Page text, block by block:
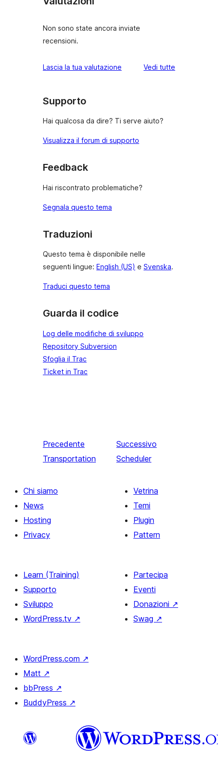
Non sono state ancora inviate
recensioni.
Lascia la tua valutazione Vedi tutte
Supporto
Hai qualcosa da dire? Ti serve aiuto?
Visualizza il forum di supporto
Feedback
Hai riscontrato problematiche?
Segnala questo tema
Traduzioni
Questo tema è disponibile nelle
seguenti lingue: English (US) e Svenska.
Traduci questo tema
Guarda il codice
Log delle modifiche di sviluppo
Repository Subversion
Sfoglia il Trac
Ticket in Trac
Precedente
Transportation
Successivo
Scheduler
Chi siamo
News
Hosting
Privacy
Vetrina
Temi
Plugin
Pattern
Learn (Training)
Supporto
Sviluppo
WordPress.tv ↗
Partecipa
Eventi
Donazioni ↗
Swag ↗
WordPress.com ↗
Matt ↗
bbPress ↗
BuddyPress ↗